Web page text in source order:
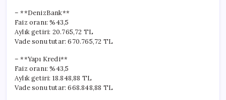
– **DenizBank**
Faiz oranı: %43,5
Aylık getiri: 20.765,72 TL
Vade sonu tutar: 670.765,72 TL
– **Yapı Kredi**
Faiz oranı: %43,5
Aylık getiri: 18.848,88 TL
Vade sonu tutar: 668.848,88 TL